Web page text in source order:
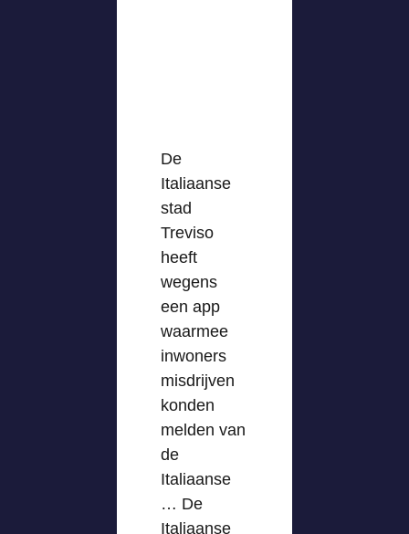
De
Italiaanse
stad
Treviso
heeft
wegens
een app
waarmee
inwoners
misdrijven
konden
melden van
de
Italiaanse
… De
Italiaanse